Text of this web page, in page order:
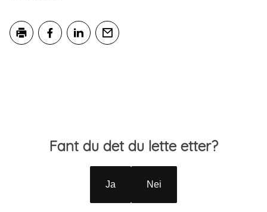
Tilbakemelding
Fant du det du lette etter?
Ja Nei